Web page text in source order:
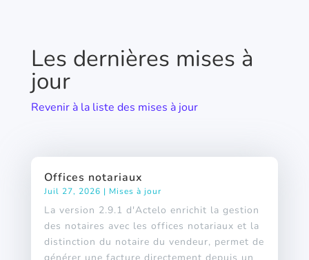
Les dernières mises à
jour
Revenir à la liste des mises à jour
Offices notariaux
Juil 27, 2026 | Mises à jour
La version 2.9.1 d'Actelo enrichit la gestion
des notaires avec les offices notariaux et la
distinction du notaire du vendeur, permet de